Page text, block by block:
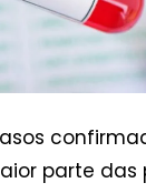
parte